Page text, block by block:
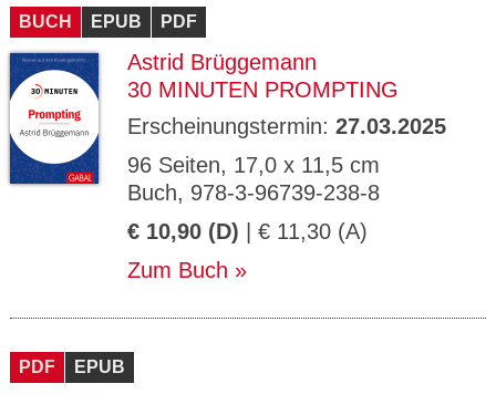
BUCH EPUB PDF
Astrid Brüggemann
30 MINUTEN PROMPTING
Erscheinungstermin: 27.03.2025
96 Seiten, 17,0 x 11,5 cm
Buch, 978-3-96739-238-8
€ 10,90 (D) | € 11,30 (A)
Zum Buch
PDF EPUB